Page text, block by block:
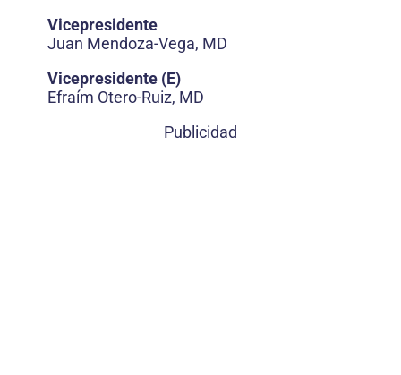
Vicepresidente
Juan Mendoza-Vega, MD
Vicepresidente (E)
Efraím Otero-Ruiz, MD
Publicidad